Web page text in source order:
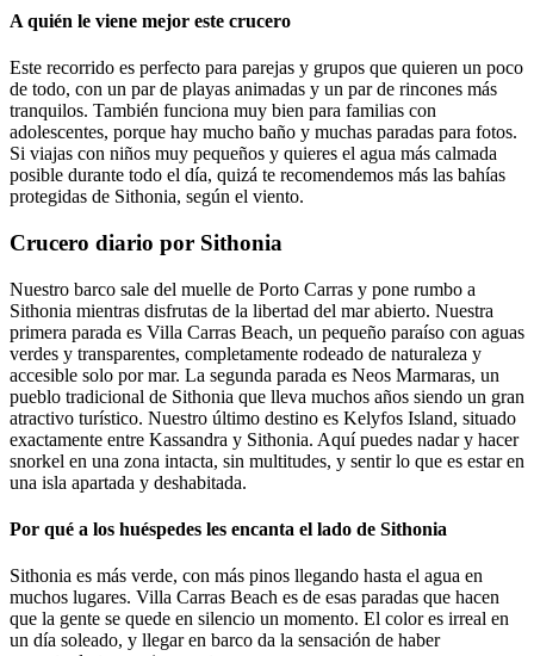
A quién le viene mejor este crucero
Este recorrido es perfecto para parejas y grupos que quieren un poco
de todo, con un par de playas animadas y un par de rincones más
tranquilos. También funciona muy bien para familias con
adolescentes, porque hay mucho baño y muchas paradas para fotos.
Si viajas con niños muy pequeños y quieres el agua más calmada
posible durante todo el día, quizá te recomendemos más las bahías
protegidas de Sithonia, según el viento.
Crucero diario por Sithonia
Nuestro barco sale del muelle de Porto Carras y pone rumbo a
Sithonia mientras disfrutas de la libertad del mar abierto. Nuestra
primera parada es Villa Carras Beach, un pequeño paraíso con aguas
verdes y transparentes, completamente rodeado de naturaleza y
accesible solo por mar. La segunda parada es Neos Marmaras, un
pueblo tradicional de Sithonia que lleva muchos años siendo un gran
atractivo turístico. Nuestro último destino es Kelyfos Island, situado
exactamente entre Kassandra y Sithonia. Aquí puedes nadar y hacer
snorkel en una zona intacta, sin multitudes, y sentir lo que es estar en
una isla apartada y deshabitada.
Por qué a los huéspedes les encanta el lado de Sithonia
Sithonia es más verde, con más pinos llegando hasta el agua en
muchos lugares. Villa Carras Beach es de esas paradas que hacen
que la gente se quede en silencio un momento. El color es irreal en
un día soleado, y llegar en barco da la sensación de haber